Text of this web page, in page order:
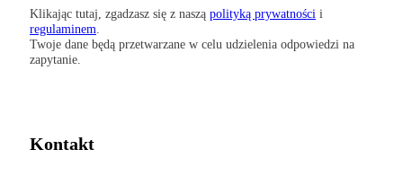
Klikając tutaj, zgadzasz się z naszą polityką prywatności i
regulaminem
Twoje dane będą przetwarzane w celu udzielenia odpowiedzi na
zapytanie.
Kontakt